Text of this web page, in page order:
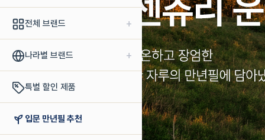
전체 브랜드 +
나라별 브랜드 +
특별 할인 제품
입문 만년필 추천